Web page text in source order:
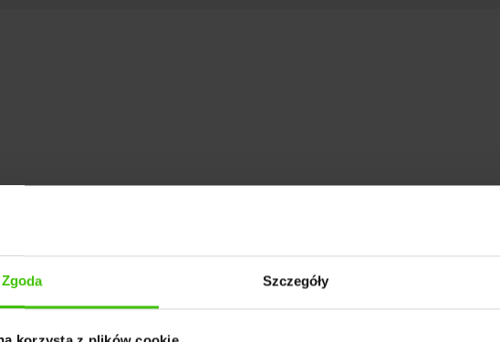
Zgoda Szczegóły
w branży marketingowej jest ROAS, który pomaga
Co to jest ROAS i jak go obliczyć? Jak zoptymalizować
znajdziesz kompleksowy poradnik dotyczący pracy nad